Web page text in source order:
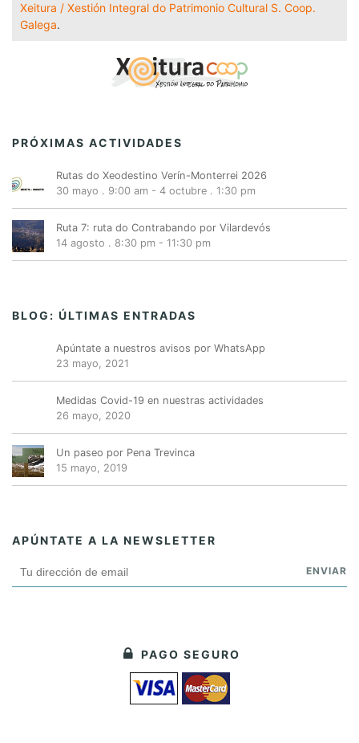
Xeitura / Xestión Integral do Patrimonio Cultural S. Coop.
Galega.
PRÓXIMAS ACTIVIDADES
Rutas do Xeodestino Verín-Monterrei 2026
30 mayo . 9:00 am - 4 octubre . 1:30 pm
Ruta 7: ruta do Contrabando por Vilardevós
14 agosto . 8:30 pm - 11:30 pm
BLOG: ÚLTIMAS ENTRADAS
Apúntate a nuestros avisos por WhatsApp
23 mayo, 2021
Medidas Covid-19 en nuestras actividades
26 mayo, 2020
Un paseo por Pena Trevinca
15 mayo, 2019
APÚNTATE A LA NEWSLETTER
PAGO SEGURO